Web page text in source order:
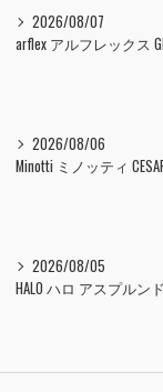
2026/08/07
2026/08/06
2026/08/05